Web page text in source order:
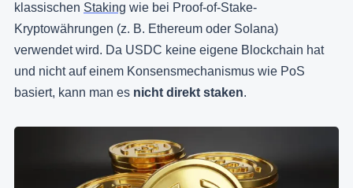
klassischen Staking wie bei Proof-of-Stake-
Kryptowährungen (z. B. Ethereum oder Solana)
verwendet wird. Da USDC keine eigene Blockchain hat
und nicht auf einem Konsensmechanismus wie PoS
basiert, kann man es nicht direkt staken.